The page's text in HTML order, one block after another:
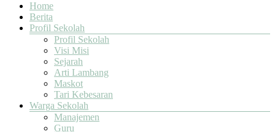
Home
Berita
Profil Sekolah
Profil Sekolah
Visi Misi
Sejarah
Arti Lambang
Maskot
Tari Kebesaran
Warga Sekolah
Manajemen
Guru